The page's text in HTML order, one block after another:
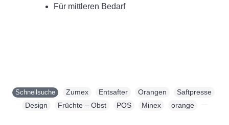
Für mittleren Bedarf
Schnellsuche Zumex Entsafter Orangen Saftpresse
Design
Früchte – Obst POS Minex orange